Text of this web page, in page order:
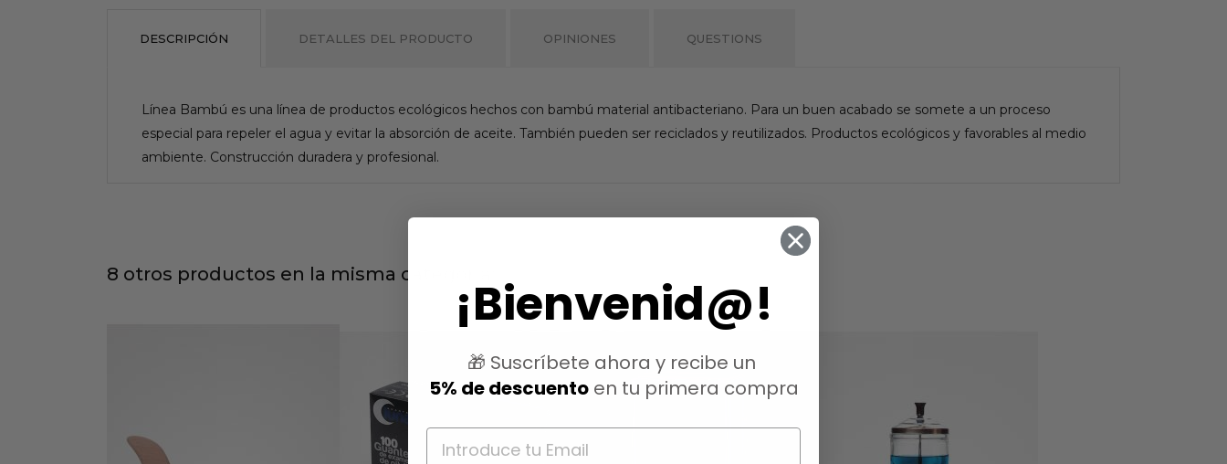
DESCRIPCIÓN DETALLES DEL PRODUCTO OPINIONES QUESTIONS
Línea Bambú es una línea de productos ecológicos hechos con bambú material antibacteriano. Para un buen acabado se somete a un proceso
especial para repeler el agua y evitar la absorción de aceite. También pueden ser reciclados y reutilizados. Productos ecológicos y favorables al medio
ambiente. Construcción duradera y profesional.
8 otros productos en la misma categoría:¡Bienvenid@!
🎁 Suscríbete ahora y recibe un
5% de descuentoen tu primera compra